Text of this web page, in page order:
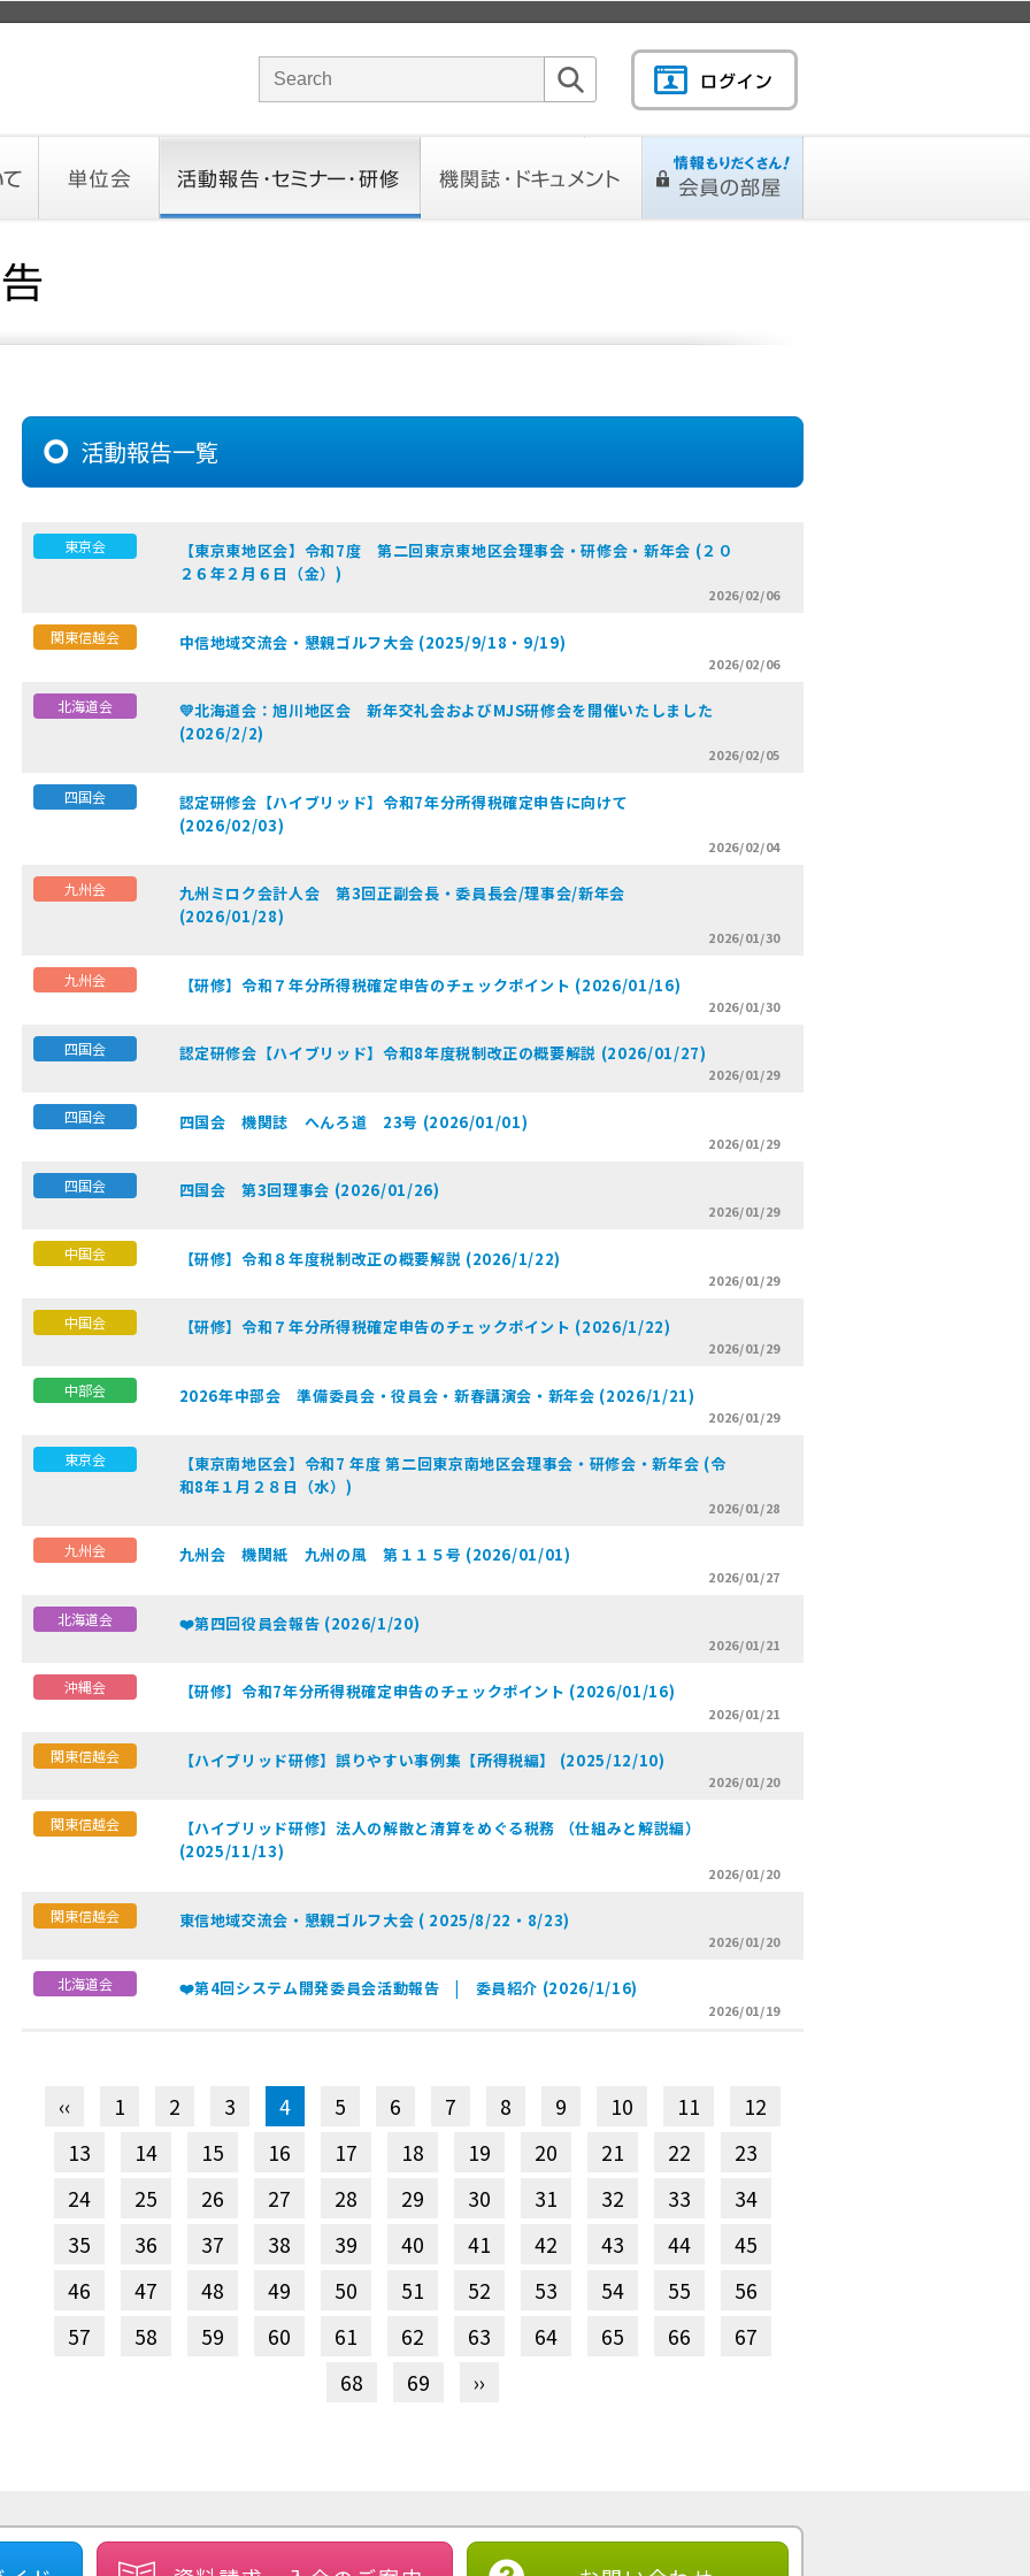
サイト内検索のキーワード
活動報告一覧
東京会
【東京東地区会】令和7度 第二回東京東地区会理事会・研修会・新年会 (２０
２６年２月６日（金）)
2026/02/06
関東信越会 中信地域交流会・懇親ゴルフ大会 (2025/9/18・9/19)
2026/02/06
北海道会
💛北海道会：旭川地区会 新年交礼会およびMJS研修会を開催いたしました
(2026/2/2)
2026/02/05
四国会
認定研修会【ハイブリッド】令和7年分所得税確定申告に向けて
(2026/02/03)
2026/02/04
九州会
九州ミロク会計人会 第3回正副会長・委員長会/理事会/新年会
(2026/01/28)
2026/01/30
九州会 【研修】令和７年分所得税確定申告のチェックポイント (2026/01/16)
2026/01/30
四国会 認定研修会【ハイブリッド】令和8年度税制改正の概要解説 (2026/01/27)
2026/01/29
四国会 四国会 機関誌 へんろ道 23号 (2026/01/01)
2026/01/29
四国会 四国会 第3回理事会 (2026/01/26)
2026/01/29
中国会 【研修】令和８年度税制改正の概要解説 (2026/1/22)
2026/01/29
中国会 【研修】令和７年分所得税確定申告のチェックポイント (2026/1/22)
2026/01/29
中部会 2026年中部会 準備委員会・役員会・新春講演会・新年会 (2026/1/21)
2026/01/29
東京会
【東京南地区会】令和7 年度 第二回東京南地区会理事会・研修会・新年会 (令
和8年１月２８日（水）)
2026/01/28
九州会 九州会 機関紙 九州の風 第１１５号 (2026/01/01)
2026/01/27
北海道会 ❤️第四回役員会報告 (2026/1/20)
2026/01/21
沖縄会 【研修】令和7年分所得税確定申告のチェックポイント (2026/01/16)
2026/01/21
関東信越会 【ハイブリッド研修】誤りやすい事例集【所得税編】 (2025/12/10)
2026/01/20
関東信越会
【ハイブリッド研修】法人の解散と清算をめぐる税務 （仕組みと解説編）
(2025/11/13)
2026/01/20
関東信越会 東信地域交流会・懇親ゴルフ大会 ( 2025/8/22・8/23)
2026/01/20
北海道会 ❤️第4回システム開発委員会活動報告 | 委員紹介 (2026/1/16)
2026/01/19
‹‹ 1 2 3 4 5 6 7 8 9 10 11
12
13
14 15 16 17 18 19 20 21 22
23
24
25 26 27 28 29 30 31 32 33
34
35
36 37 38 39 40 41 42 43 44
45
46
47 48 49 50 51 52 53 54 55
56
57
58 59 60 61 62 63 64 65 66
67
68
69 ››